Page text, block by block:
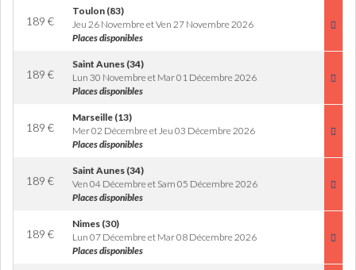
189 €
Toulon (83)
Jeu 26 Novembre et Ven 27 Novembre 2026
Places disponibles
189 €
Saint Aunes (34)
Lun 30 Novembre et Mar 01 Décembre 2026
Places disponibles
189 €
Marseille (13)
Mer 02 Décembre et Jeu 03 Décembre 2026
Places disponibles
189 €
Saint Aunes (34)
Ven 04 Décembre et Sam 05 Décembre 2026
Places disponibles
189 €
Nimes (30)
Lun 07 Décembre et Mar 08 Décembre 2026
Places disponibles